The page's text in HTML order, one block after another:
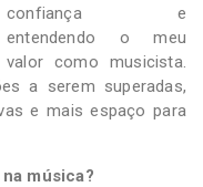
confiança e
entendendo o meu
valor como musicista.
a serem superadas,
e mais espaço para
música?